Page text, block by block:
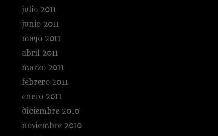
julio 2011
junio 2011
mayo 2011
abril 2011
marzo 2011
febrero 2011
enero 2011
diciembre 2010
noviembre 2010